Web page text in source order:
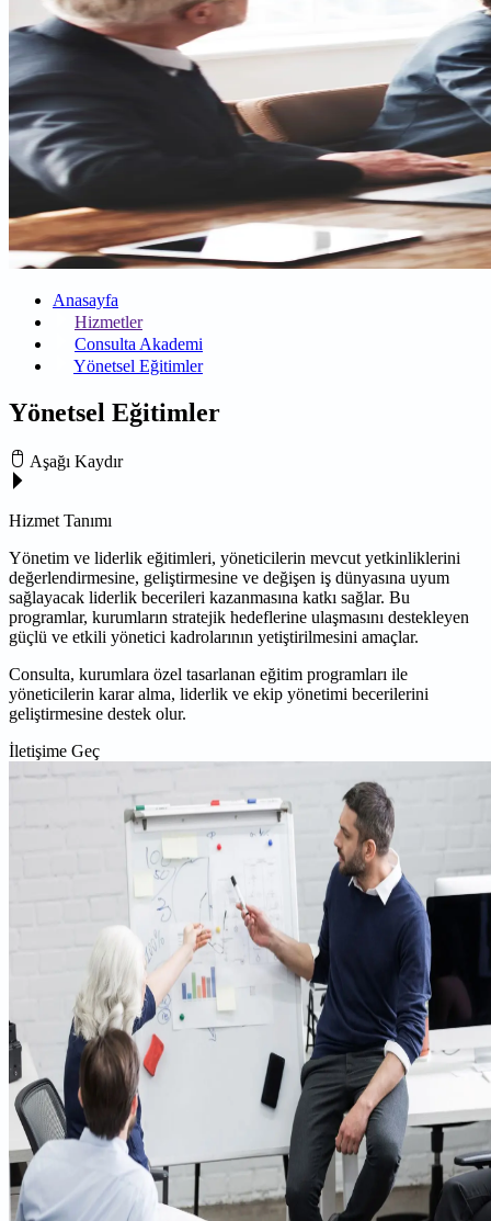
Anasayfa
Hizmetler
Consulta Akademi
Yönetsel Eğitimler
Yönetsel Eğitimler
Aşağı Kaydır
Hizmet Tanımı
Yönetim ve liderlik eğitimleri, yöneticilerin mevcut yetkinliklerini
değerlendirmesine, geliştirmesine ve değişen iş dünyasına uyum
sağlayacak liderlik becerileri kazanmasına katkı sağlar. Bu
programlar, kurumların stratejik hedeflerine ulaşmasını destekleyen
güçlü ve etkili yönetici kadrolarının yetiştirilmesini amaçlar.
Consulta, kurumlara özel tasarlanan eğitim programları ile
yöneticilerin karar alma, liderlik ve ekip yönetimi becerilerini
geliştirmesine destek olur.
İletişime Geç